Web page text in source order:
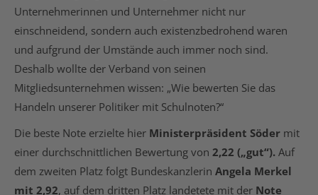
Unternehmerinnen und Unternehmer nicht nur
einschneidend, sondern auch existenzbedrohend waren
und aufgrund der Umstände auch immer noch sind.
Deshalb wollte der Verband von seinen
Mitgliedsunternehmen wissen: „Wie bewerten Sie das
Handeln unserer Politiker mit Schulnoten?“
Die beste Note erzielte hier Ministerpräsident Söder mit
einer durchschnittlichen Bewertung von 2,22 („gut“). Auf
dem zweiten Platz folgt Bundeskanzlerin Angela Merkel
mit 2,92, auf dem dritten Platz landetete mit der Note